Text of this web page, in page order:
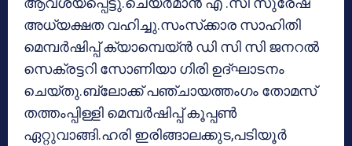
അധ്യക്ഷത വഹിച്ചു.സംസ്‌ക്കാര സാഹിതി
മെമ്പര്‍ഷിപ്പ് ക്യാമ്പെയ്ന്‍ ഡി സി സി ജനറല്‍
സെക്രട്ടറി സോണിയാ ഗിരി ഉദ്ഘാടനം
ചെയ്തു.ബ്ലോക്ക് പഞ്ചായത്തംഗം തോമസ്
തത്തംപ്പിള്ളി മെമ്പര്‍ഷിപ്പ് കൂപ്പണ്‍
ഏറ്റുവാങ്ങി.ഹരി ഇരിങ്ങാലക്കുട,പടിയൂര്‍